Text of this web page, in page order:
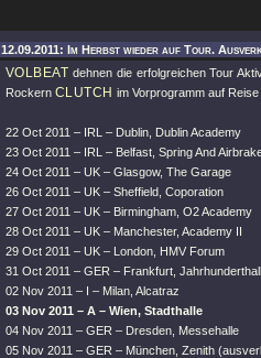
12.09.2011: Im Herbst wieder auf Tour.
VOLBEAT dehnen die erfolgreichen Tour
Rockern CLUTCH im Vorprogramm auf
22 Oct 2011 – IRL – Dublin, Dublin Academy
23 Oct 2011 – IRL – Belfast, Spring And
24 Oct 2011 – UK – Glasgow, The Garage
26 Oct 2011 – UK – Sheffield, Coporation
27 Oct 2011 – UK – Birmingham, O2 Academy
28 Oct 2011 – UK – Manchester, Academy II
29 Oct 2011 – UK – London, HMV Forum
31 Oct 2011 – GER – Frankfurt,
02 Nov 2011 – I – Milan, Alcatraz
03 Nov 2011 – A – Wien, Stadthalle
04 Nov 2011 – GER – Dresden, Messehalle
05 Nov 2011 – GER – München, Zenith